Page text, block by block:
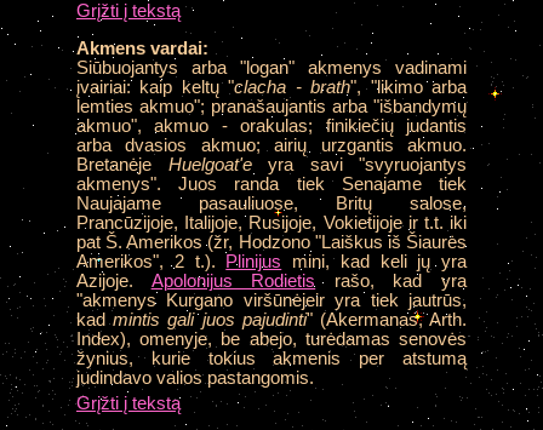
Grįžti į tekstą
Akmens vardai:
Siūbuojantys arba "logan" akmenys vadinami
įvairiai: kaip keltų "clacha - brath", "likimo arba
lemties akmuo"; pranašaujantis arba "išbandymų
akmuo", akmuo - orakulas; finikiečių judantis
arba dvasios akmuo; airių urzgantis akmuo.
Bretanėje Huelgoat'eyra savi "svyruojantys
akmenys". Juos randa tiek Senajame tiek
Naujajame pasauliuose, Britų salose,
Prancūzijoje, Italijoje, Rusijoje, Vokietijoje ir t.t. iki
pat Š. Amerikos (žr, Hodzono "Laiškus iš Šiaurės
Amerikos", 2 t.).
Plinijus mini, kad keli jų yra
Azijoje. Apolonijus Rodietis rašo, kad yra
"akmenys Kurgano viršūnėjeir yra tiek jautrūs,
kadmintis gali juos pajudinti" (Akermanas, Arth.
Index), omenyje, be abejo, turėdamas senovės
žynius, kurie tokius akmenis per atstumą
judindavo valios pastangomis.
Grįžti į tekstą